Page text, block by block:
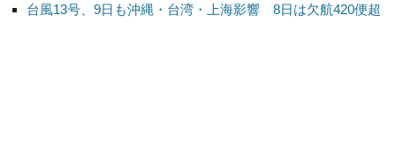
台風13号、9日も沖縄・台湾・上海影響 8日は欠航420便超